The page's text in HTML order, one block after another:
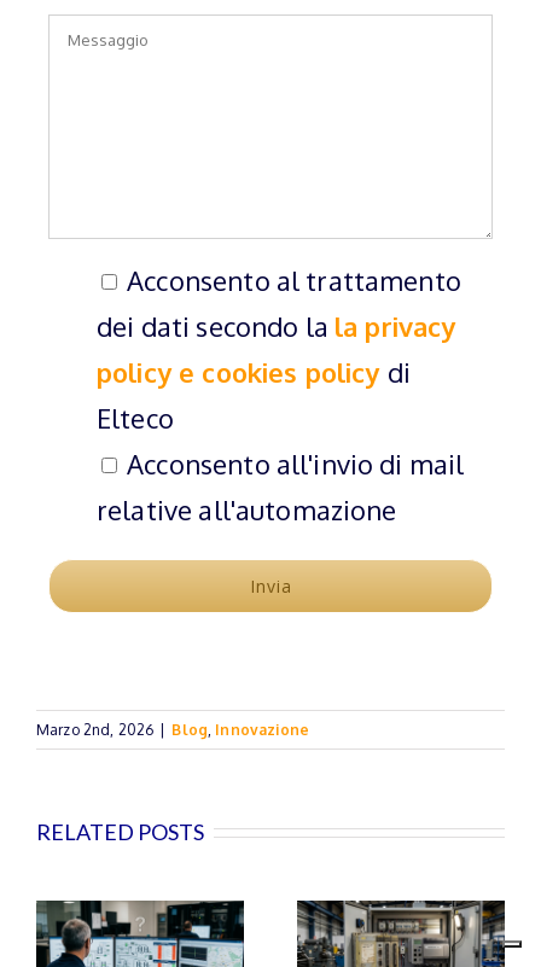
Acconsento al trattamento
dei dati secondo la la privacy
policy e cookies policy di
Elteco
Acconsento all'invio di mail
relative all'automazione
Marzo 2nd, 2026 Blog Innovazione
RELATED POSTS